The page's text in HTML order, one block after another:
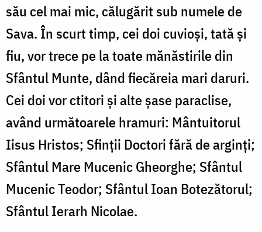
său cel mai mic, călugărit sub numele de
Sava. În scurt timp, cei doi cuvioși, tată și
fiu, vor trece pe la toate mănăstirile din
Sfântul Munte, dând fiecăreia mari daruri.
Cei doi vor ctitori și alte șase paraclise,
având următoarele hramuri: Mântuitorul
Iisus Hristos; Sfinții Doctori fără de arginți;
Sfântul Mare Mucenic Gheorghe; Sfântul
Mucenic Teodor; Sfântul Ioan Botezătorul;
Sfântul Ierarh Nicolae.